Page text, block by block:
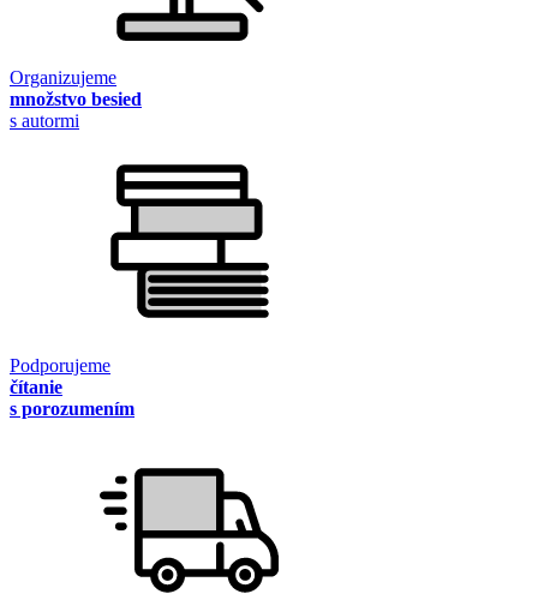
Organizujeme
množstvo besied
s autormi
Podporujeme
čítanie
s porozumením